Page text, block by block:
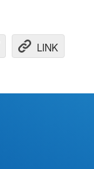
LINK